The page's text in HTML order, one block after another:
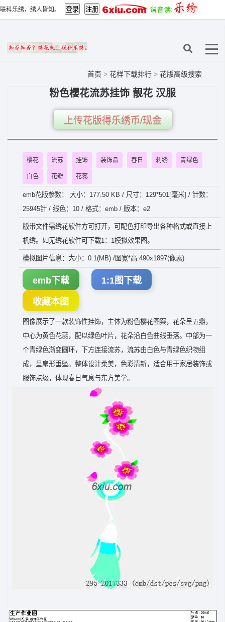
联科乐绣，绣人皆知。
首页 > 花样下载排行 > 花版高级搜索
粉色樱花流苏挂饰 靓花 汉服
上传花版得乐绣币/现金
樱花 流苏 挂饰 装饰品 春日 刺绣 青绿色
白色 花瓣 花蕊
emb花版参数： 大小：177.50 KB / 尺寸：129*501[毫米] / 针数：
25945针 / 线色：10 / 格式：emb / 版本：e2
版带文件需绣花软件方可打开，可配色打印导出各种格式或直接上
机绣。如无绣花软件可下载1：1模拟效果图。
模拟图片信息：大小：0.1(MB) /图宽*高:490x1897(像素)
emb下载 1:1图下载
收藏本图
图像展示了一款装饰性挂饰，主体为粉色樱花图案，花朵呈五瓣，
中心为黄色花蕊，配以绿色叶片，花朵沿白色曲线垂落。中部为一
个青绿色渐变圆环，下方连接流苏，流苏由白色与青绿色织物组
成，呈扇形垂坠。整体设计柔美，色彩清新，适合用于家居装饰或
服饰点缀，体现春日气息与东方美学。